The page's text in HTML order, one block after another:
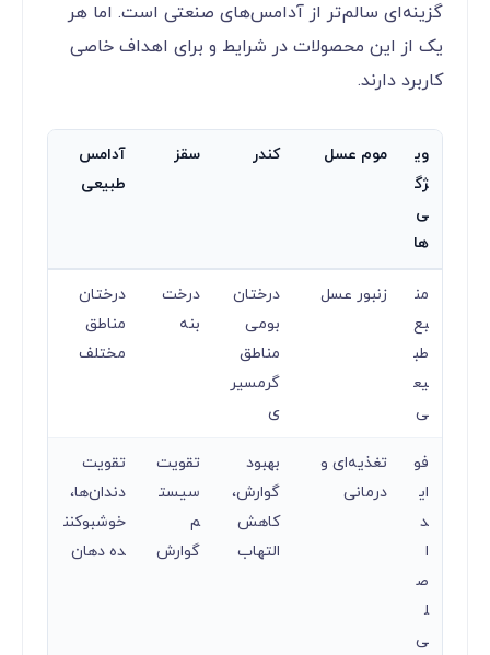
گزینه‌ای سالم‌تر از آدامس‌های صنعتی است. اما هر
یک از این محصولات در شرایط و برای اهداف خاصی
کاربرد دارند.
وی
ژگ
ی‌
ها
موم عسل کندر سقز
آدامس
طبیعی
من
بع
طب
یع
ی
زنبور عسل
درختان
بومی
مناطق
گرمسیر
ی
درخت
بنه
درختان
مناطق
مختلف
فو
ای
د
ا
ص
ل
ی
تغذیه‌ای و
درمانی
بهبود
گوارش،
کاهش
التهاب
تقویت
سیست
م
گوارش
تقویت
دندان‌ها،
خوشبوکنن
ده دهان